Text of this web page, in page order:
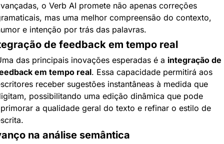
o Verb AI promete não apenas correções
mas uma melhor compreensão do contexto,
e intenção por trás das palavras.
de feedback em tempo real
das principais inovações esperadas é a integração de
em tempo real. Essa capacidade permitirá aos
receber sugestões instantâneas à medida que
possibilitando uma edição dinâmica que pode
a qualidade geral do texto e refinar o estilo de
na análise semântica